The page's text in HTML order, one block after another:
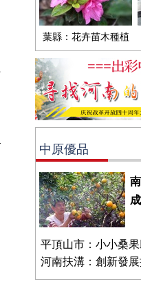
葉縣：花卉苗木種植
中原優品
平頂山市：小小桑
河南扶溝：創新發